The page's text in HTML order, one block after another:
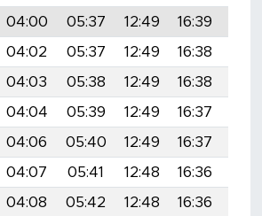
04:00 05:37 12:49 16:39
04:02 05:37 12:49 16:38
04:03 05:38 12:49 16:38
04:04 05:39 12:49 16:37
04:06 05:40 12:49 16:37
04:07 05:41 12:48 16:36
04:08 05:42 12:48 16:36